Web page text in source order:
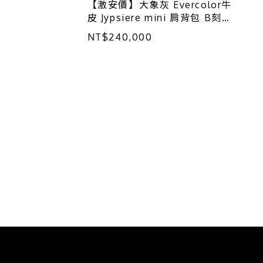
【激安價】大象灰 Evercolor牛
皮 Jypsiere mini 肩背包 B刻
B刻/NS/053/FA
NT$240,000